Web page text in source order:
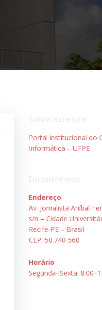
Portal institucional do
Informática – UFPE
Endereço
Av. Jornalista Aníbal
s/n – Cidade
Recife-PE – Brasil
CEP: 50.740-560
Horário
Segunda–Sexta: